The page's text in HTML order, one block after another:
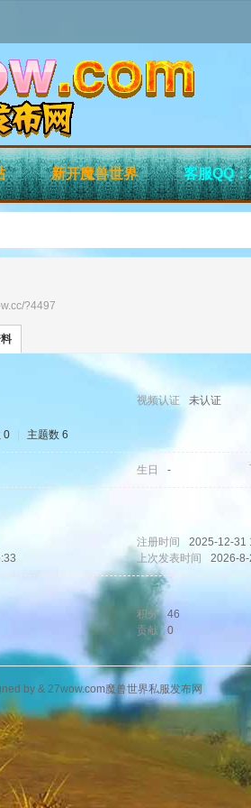
新开魔兽世界 客服QQ
?4497
视频认证 未认证
0 主题数 6
生日 -
注册时间
2025-12-31
上次发表时间 2026-
积分
46
贡献 0
by & 27wow.com魔兽世界私服发布网